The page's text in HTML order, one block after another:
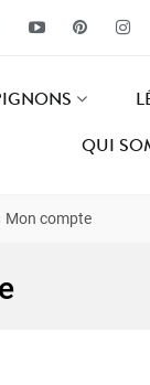
QUI
Mon compte